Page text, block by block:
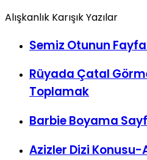
Alışkanlık Karışık Yazılar
Semiz Otunun
Rüyada Çatal
Toplamak
Barbie Boyama
Azizler Dizi Konusu-